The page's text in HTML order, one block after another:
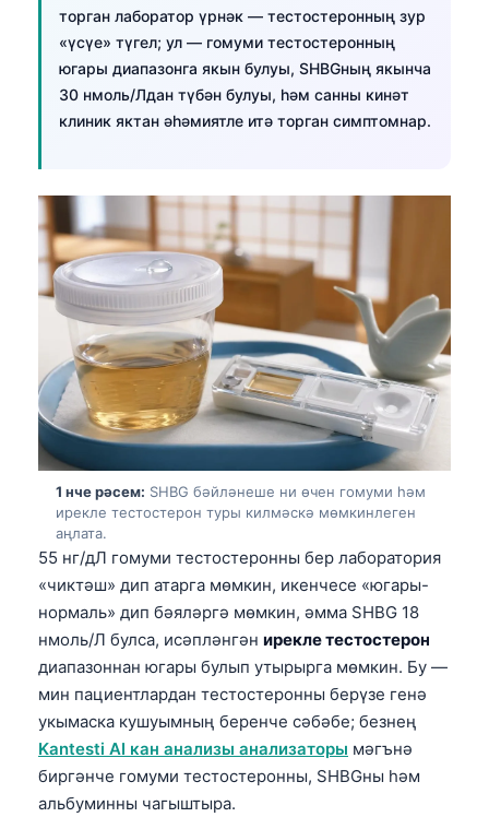
торган лаборатор үрнәк — тестостеронның зур
«үсүе» түгел; ул — гомуми тестостеронның
югары диапазонга якын булуы, SHBGның якынча
30 нмоль/Лдан түбән булуы, һәм санны кинәт
клиник яктан әһәмиятле итә торган симптомнар.
1 нче рәсем: SHBG бәйләнеше ни өчен гомуми һәм
ирекле тестостерон туры килмәскә мөмкинлеген
аңлата.
55 нг/дЛ гомуми тестостеронны бер лаборатория
«чиктәш» дип атарга мөмкин, икенчесе «югары-
нормаль» дип бәяләргә мөмкин, әмма SHBG 18
нмоль/Л булса, исәпләнгән ирекле тестостерон
диапазоннан югары булып утырырга мөмкин. Бу —
мин пациентлардан тестостеронны берүзе генә
укымаска кушуымның беренче сәбәбе; безнең
Kantesti AI кан анализы анализаторы мәгънә
биргәнче гомуми тестостеронны, SHBGны һәм
альбуминны чагыштыра.